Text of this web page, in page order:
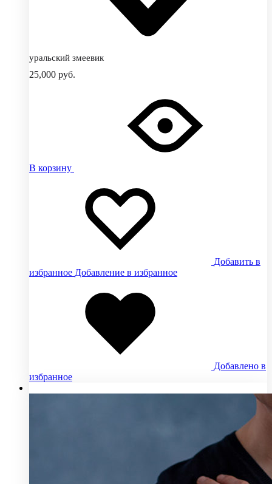
уральский змеевик
25,000 руб.
В корзину
Добавить в
избранное Добавление в избранное
Добавлено в
избранное